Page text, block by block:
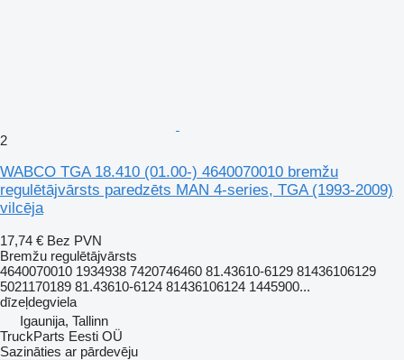
2
WABCO TGA 18.410 (01.00-) 4640070010 bremžu
regulētājvārsts paredzēts MAN 4-series, TGA (1993-2009)
vilcēja
17,74 € Bez PVN
Bremžu regulētājvārsts
4640070010 1934938 7420746460 81.43610-6129 81436106129
5021170189 81.43610-6124 81436106124 1445900...
dīzeļdegviela
Igaunija, Tallinn
TruckParts Eesti OÜ
Sazināties ar pārdevēju